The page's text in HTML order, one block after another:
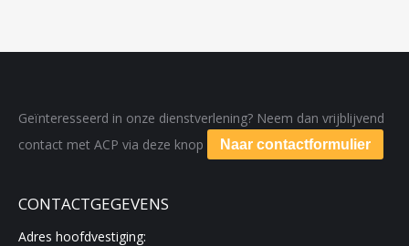
Geïnteresseerd in onze dienstverlening? Neem dan vrijblijvend
contact met ACP via deze knop
Naar contactformulier
CONTACTGEGEVENS
Adres hoofdvestiging: